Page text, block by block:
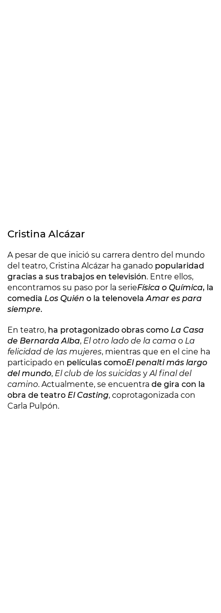
Cristina Alcázar
A pesar de que inició su carrera dentro del mundo
del teatro, Cristina Alcázar ha ganado popularidad
gracias a sus trabajos en televisión. Entre ellos,
encontramos su paso por la serieFísica o Química, la
comedia Los Quién o la telenovelaAmar es para
siempre.
En teatro, ha protagonizado obras como La Casa
de Bernarda Alba, El otro lado de la cama o La
felicidad de las mujeres, mientras que en el cine ha
participado en películas comoEl penalti más largo
del mundo, El club de los suicidas yAl final del
camino. Actualmente, se encuentra de gira con la
obra de teatro El Casting, coprotagonizada con
Carla Pulpón.